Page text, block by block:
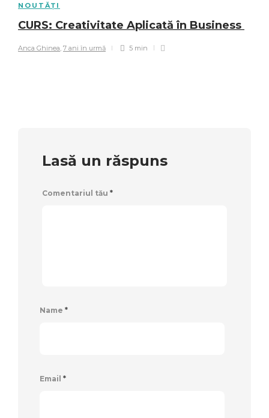
NOUTĂȚI
CURS: Creativitate Aplicată în Business
Anca Ghinea 7 ani în urmă 5 min
Lasă un răspuns
Comentariul tău *
Name *
Email *